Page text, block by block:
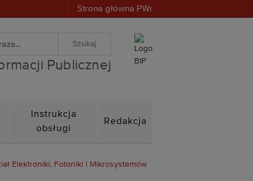
Strona główna PWr
zaawansowanePublicznej
Instrukcja
obsługi
Redakcja
Elektroniki, Fotoniki i Mikrosystemów